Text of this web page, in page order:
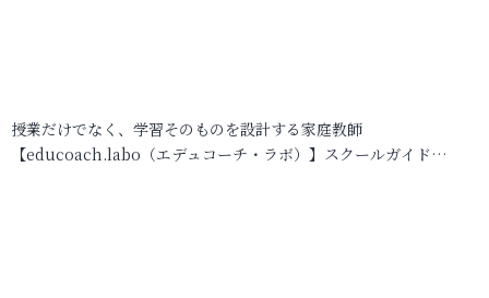
授業だけでなく、学習そのものを設計する家庭教師
【educoach.labo（エデュコーチ・ラボ）】スクールガイド…